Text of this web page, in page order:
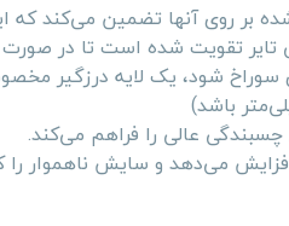
بر روی آنها تضمین می‌کند که
شود، یک لایه درزگیر
می‌دهد و سایش ناهموار